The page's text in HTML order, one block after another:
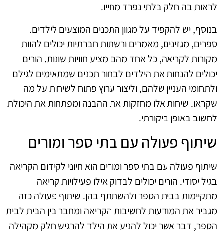
לראות בה חלק בלתי נפרד מחייו.
בנוסף, יש להקפיד על מגוון התכנים המוצעים לילדים.
ספרים, מגזינים, מאמרים ורשתות חברתיות יכולים להוות
מקורות לקריאה, כל אחד מהם מציע חוויות שונות. הורים
יכולים להנחות את הילדים לבחור תכנים שמתאימים לגילם
ולתחומי העניין שלהם, וליצור ערוץ פתוח לשיחות על מה
שקראו. שיחות אלו מחזקות את ההבנה ומפתחות את היכולת
לחשוב באופן ביקורתי.
שיתוף פעולה עם בתי ספר ומורים
שיתוף פעולה עם בתי ספר ומורים הוא חיוני לקידום הקריאה
בגיל יסודי. הורים יכולים לבדוק אילו פעילויות קריאה
מתקיימות בבית הספר ולהשתתף בהן. שיתוף פעולה כזה
מגביר את המודעות לחשיבות הקריאה ומחבר בין הבית לבית
הספר, דבר אשר יכול להניע את הילד להרגיש חלק מקהילה